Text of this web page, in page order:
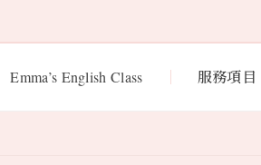
Emma’s English Class 服務項目